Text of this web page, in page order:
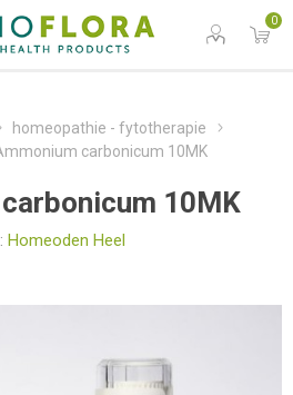
0
homeopathie - fytotherapie
carbonicum 10MK
10MK
Homeoden Heel